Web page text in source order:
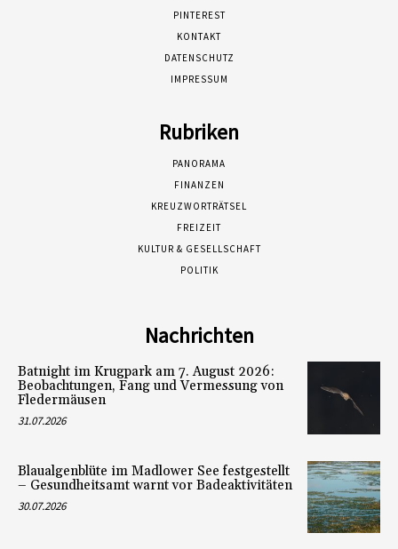
PINTEREST
KONTAKT
DATENSCHUTZ
IMPRESSUM
Rubriken
PANORAMA
FINANZEN
KREUZWORTRÄTSEL
FREIZEIT
KULTUR & GESELLSCHAFT
POLITIK
Nachrichten
Batnight im Krugpark am 7. August 2026:
Beobachtungen, Fang und Vermessung von
Fledermäusen
31.07.2026
Blaualgenblüte im Madlower See festgestellt
– Gesundheitsamt warnt vor Badeaktivitäten
30.07.2026